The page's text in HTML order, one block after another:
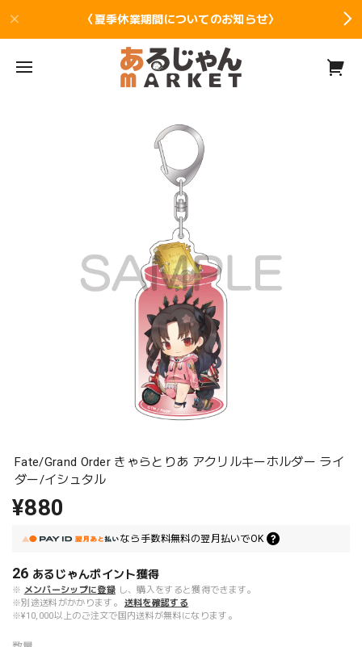
〈夏季休業期間についてのお知らせ〉
Fate/Grand Order きゃらとりあ アクリルキーホルダー ライ
ダー/イシュタル
¥880
なら 手数料無料の翌月払いでOK
26 あるじゃんポイント獲得
※ メンバーシップに登録 し、購入をすると獲得できます。
※別途送料がかかります。
送料を確認する
※¥10,000以上のご注文で国内送料が無料になります。